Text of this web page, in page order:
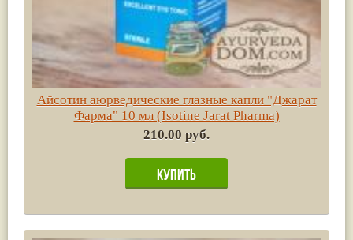
Айсотин аюрведические глазные капли "Джарат
Фарма" 10 мл (Isotine Jarat Pharma)
210.00 руб.